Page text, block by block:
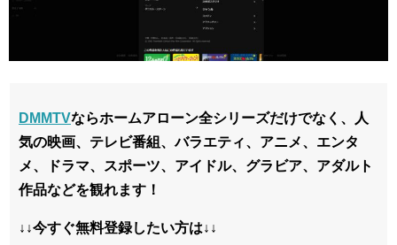
DMMTVならホームアローン全シリーズだけでなく、人
気の映画、テレビ番組、バラエティ、アニメ、エンタ
メ、ドラマ、スポーツ、アイドル、グラビア、アダルト
作品などを観れます！
↓↓今すぐ無料登録したい方は↓↓